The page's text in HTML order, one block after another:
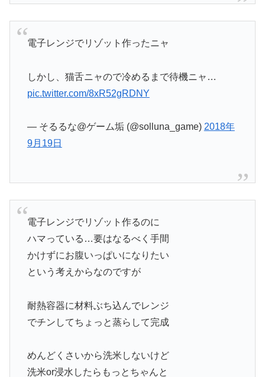
電子レンジでリゾット作ったニャ
しかし、猫舌ニャので冷めるまで待機ニャ…
pic.twitter.com/8xR52gRDNY
— そるるな@ゲーム垢 (@solluna_game) 2018年
9月19日
電子レンジでリゾット作るのに
ハマっている…要はなるべく手間
かけずにお腹いっぱいになりたい
という考えからなのですが
耐熱容器に材料ぶち込んでレンジ
でチンしてちょっと蒸らして完成
めんどくさいから洗米しないけど
洗米or浸水したらもっとちゃんと